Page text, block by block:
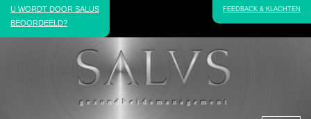
U WORDT DOOR SALUS
BEOORDEELD?
FEEDBACK & KLACHTEN